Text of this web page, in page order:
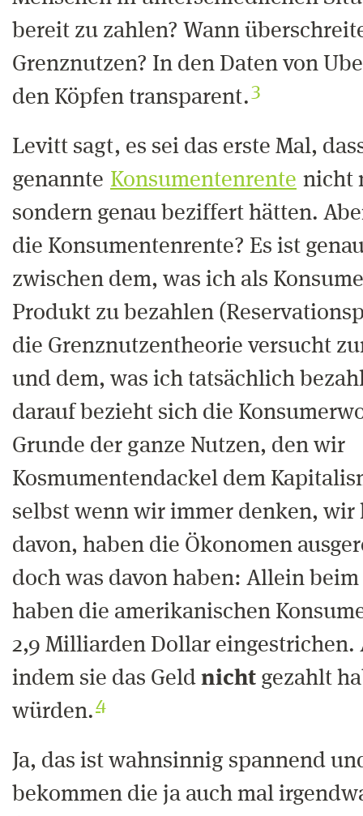
bereit zu zahlen? Wann
Grenznutzen? In den Daten von
den Köpfen transparent.3
Levitt sagt, es sei das erste Mal,
genannte Konsumentenrente nicht
sondern genau beziffert hätten.
die Konsumentenrente? Es ist
zwischen dem, was ich als
Produkt zu bezahlen
die Grenznutzentheorie versucht
und dem, was ich tatsächlich
darauf bezieht sich die
Grunde der ganze Nutzen, den wir
Kosmumentendackel dem
selbst wenn wir immer denken, wir
davon, haben die Ökonomen
doch was davon haben: Allein
haben die amerikanischen
2,9 Milliarden Dollar
indem sie das Geld nicht gezahlt
würden.4
Ja, das ist wahnsinnig spannend
bekommen die ja auch mal